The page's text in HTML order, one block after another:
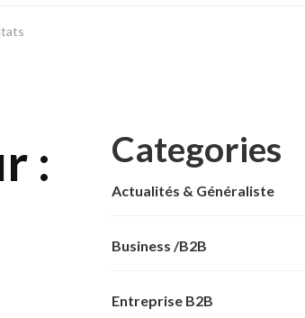
:
Categories
Actualités & Généraliste
Business /B2B
Entreprise B2B